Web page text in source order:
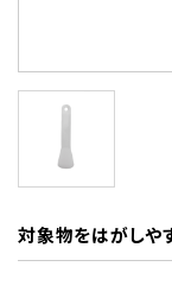
対象物をはがしや